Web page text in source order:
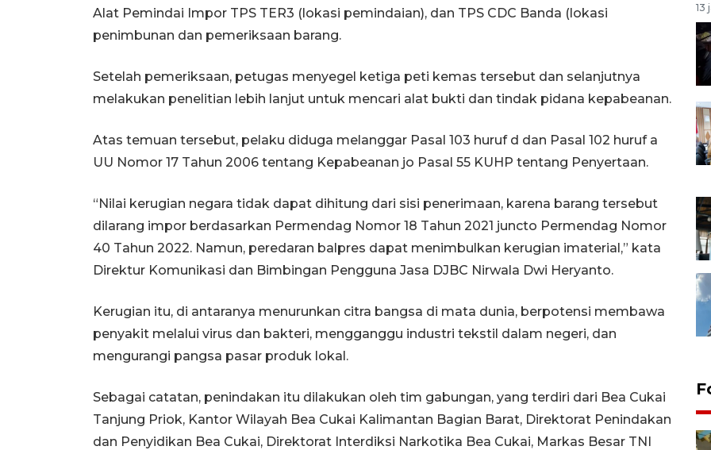
Alat Pemindai Impor TPS TER3 (lokasi pemindaian), dan TPS CDC Banda (lokasi
penimbunan dan pemeriksaan barang.
Setelah pemeriksaan, petugas menyegel ketiga peti kemas tersebut dan selanjutnya
melakukan penelitian lebih lanjut untuk mencari alat bukti dan tindak pidana kepabeanan.
Atas temuan tersebut, pelaku diduga melanggar Pasal 103 huruf d dan Pasal 102 huruf a
UU Nomor 17 Tahun 2006 tentang Kepabeanan jo Pasal 55 KUHP tentang Penyertaan.
“Nilai kerugian negara tidak dapat dihitung dari sisi penerimaan, karena barang tersebut
dilarang impor berdasarkan Permendag Nomor 18 Tahun 2021 juncto Permendag Nomor
40 Tahun 2022. Namun, peredaran balpres dapat menimbulkan kerugian imaterial,” kata
Direktur Komunikasi dan Bimbingan Pengguna Jasa DJBC Nirwala Dwi Heryanto.
Kerugian itu, di antaranya menurunkan citra bangsa di mata dunia, berpotensi membawa
penyakit melalui virus dan bakteri, mengganggu industri tekstil dalam negeri, dan
mengurangi pangsa pasar produk lokal.
Sebagai catatan, penindakan itu dilakukan oleh tim gabungan, yang terdiri dari Bea Cukai
Tanjung Priok, Kantor Wilayah Bea Cukai Kalimantan Bagian Barat, Direktorat Penindakan
dan Penyidikan Bea Cukai, Direktorat Interdiksi Narkotika Bea Cukai, Markas Besar TNI
13